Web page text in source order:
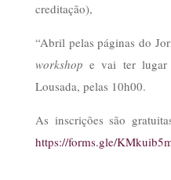
creditação),
“Abril pelas páginas do
workshope vai ter lugar
Lousada, pelas 10h00.
As inscrições são
https://forms.gle/